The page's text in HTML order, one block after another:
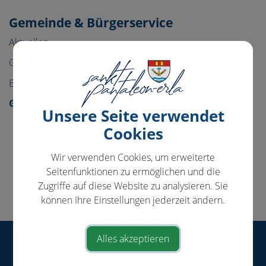
Gemeinde & Bürgerservice
Aktuelles
Gemeinde
Bürgerservice
Gemeindeeinrichtungen
Tagesbetreuung
Volksschule
Musikschule
Pfarre
Gemeinde St. Pantaleon-Erla
Unsere Seite verwendet
Cookies
Wir verwenden Cookies, um erweiterte
Seitenfunktionen zu ermöglichen und die
Zugriffe auf diese Website zu analysieren. Sie
können Ihre Einstellungen jederzeit ändern.
Alles akzeptieren